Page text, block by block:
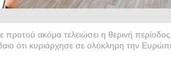
ακόμα τελειώσει η θερινή
ότι κυριάρχησε σε ολόκληρη την